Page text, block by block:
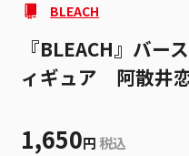
BLEACH
『BLEACH』バー
ィギュア 阿散井
1,650円 税込